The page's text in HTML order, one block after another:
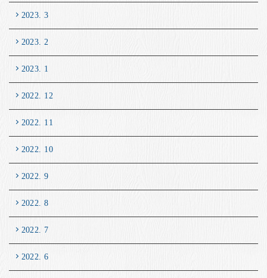
2023. 3
2023. 2
2023. 1
2022. 12
2022. 11
2022. 10
2022. 9
2022. 8
2022. 7
2022. 6